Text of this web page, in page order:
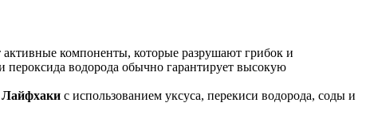
компоненты, которые разрушают грибок и
пероксида водорода обычно гарантирует высокую
Лайфхаки с использованием уксуса, перекиси водорода, соды и